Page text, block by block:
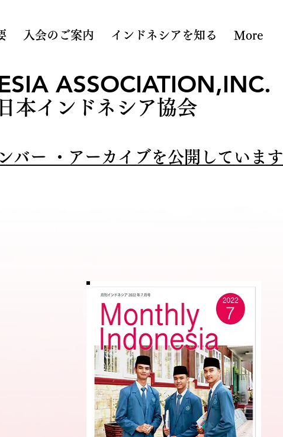
入会のご案内 インドネシアを知る More
ASSOCIATION,INC.
日本インドネシア協会
バー ・アーカイブを公開しています